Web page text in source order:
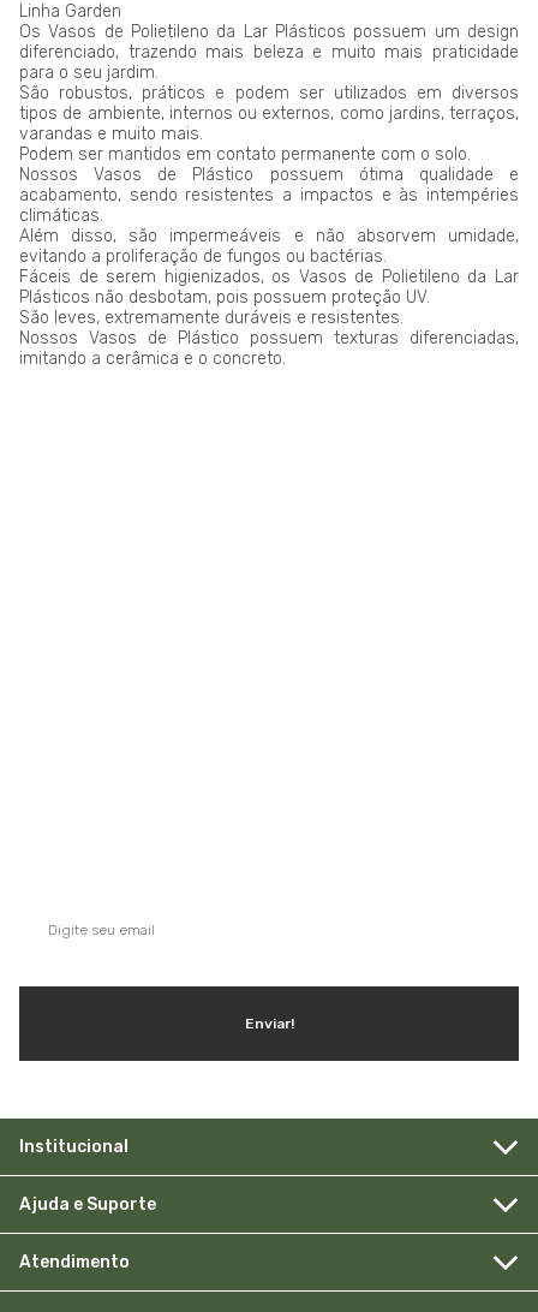
Linha Garden
Os Vasos de Polietileno da Lar Plásticos possuem um design
diferenciado, trazendo mais beleza e muito mais praticidade
para o seu jardim.
São robustos, práticos e podem ser utilizados em diversos
tipos de ambiente, internos ou externos, como jardins, terraços,
varandas e muito mais.
Podem ser mantidos em contato permanente com o solo.
Nossos Vasos de Plástico possuem ótima qualidade e
acabamento, sendo resistentes a impactos e às intempéries
climáticas.
Além disso, são impermeáveis e não absorvem umidade,
evitando a proliferação de fungos ou bactérias.
Fáceis de serem higienizados, os Vasos de Polietileno da Lar
Plásticos não desbotam, pois possuem proteção UV.
São leves, extremamente duráveis e resistentes.
Nossos Vasos de Plástico possuem texturas diferenciadas,
imitando a cerâmica e o concreto.
Enviar!
Institucional
Ajuda e Suporte
Atendimento